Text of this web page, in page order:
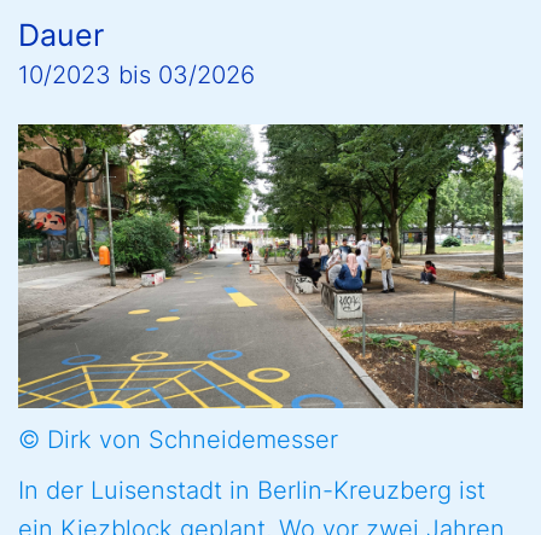
Dauer
10/2023 bis 03/2026
© Dirk von Schneidemesser
In der Luisenstadt in Berlin-Kreuzberg ist
ein Kiezblock geplant. Wo vor zwei Jahren